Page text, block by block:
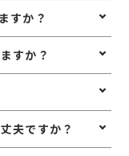
入って頂き、左
方は越谷レイクタ
でそちらをお使
しください。
Mori2階にござい
品が残っていれ
をする必要はあ
落としておく
すか？
ダイヤモンドの
すか？
つく場合があり
グも買取対象で
夫ですか？